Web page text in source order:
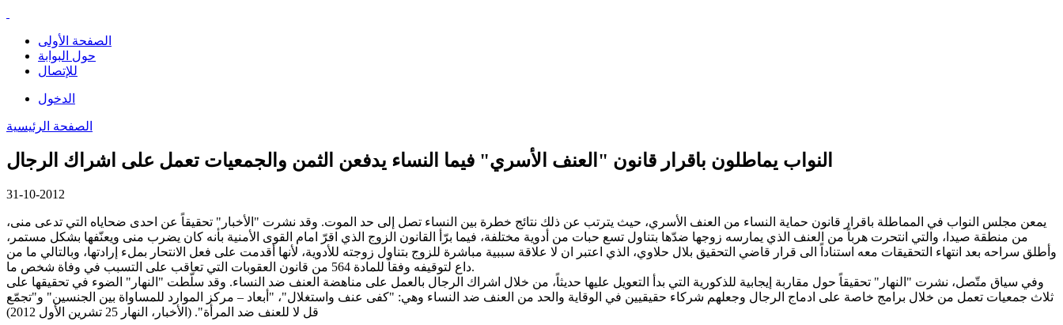
الصفحة الأولى
حول البوابة
للإتصال
الدخول
الصفحة الرئيسية
النواب يماطلون باقرار قانون "العنف الأسري" فيما النساء يدفعن الثمن والجمعيات تعمل على اشراك الرجال
31-10-2012
يمعن مجلس النواب في المماطلة باقرار قانون حماية النساء من العنف الأسري، حيث يترتب عن ذلك نتائج خطرة بين النساء تصل إلى حد الموت. وقد نشرت "الأخبار" تحقيقاً عن احدى ضحاياه التي تدعى منى،
من منطقة صيدا، والتي انتحرت هرباً من العنف الذي يمارسه زوجها ضدّها بتناول تسع حبات من أدوية مختلفة، فيما برّأ القانون الزوج الذي اقرّ امام القوى الأمنية بأنه كان يضرب منى ويعنّفها بشكل مستمر،
وأطلق سراحه بعد انتهاء التحقيقات معه استناداً الى قرار قاضي التحقيق بلال حلاوي، الذي اعتبر ان لا علاقة سببية مباشرة للزوج بتناول زوجته للأدوية، لأنها أقدمت على فعل الانتحار بملء إرادتها، وبالتالي ما من
داع لتوقيفه وفقاً للمادة 564 من قانون العقوبات التي تعاقب على التسبب في وفاة شخص ما.
وفي سياق متّصل، نشرت "النهار" تحقيقاً حول مقاربة إيجابية للذكورية التي بدأ التعويل عليها حديثاً، من خلال اشراك الرجال بالعمل على مناهضة العنف ضد النساء. وقد سلّطت "النهار" الضوء في تحقيقها على
ثلاث جمعيات تعمل من خلال برامج خاصة على ادماج الرجال وجعلهم شركاء حقيقيين في الوقاية والحد من العنف ضد النساء وهي: "كفى عنف واستغلال"، "أبعاد – مركز الموارد للمساواة بين الجنسين" و"تجمّع
قل لا للعنف ضد المرأة". (الأخبار، النهار 25 تشرين الأول 2012)